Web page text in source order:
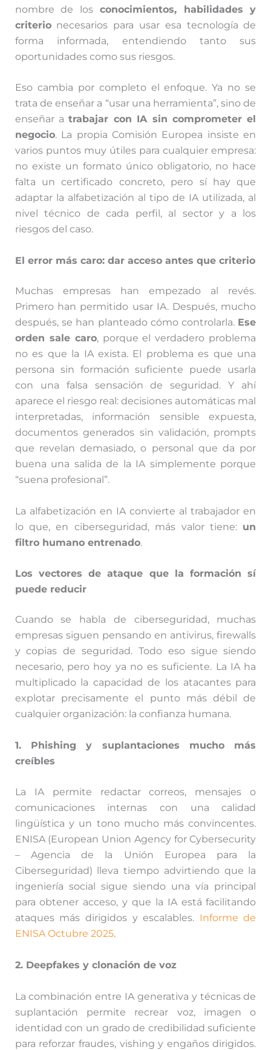
nombre de los conocimientos, habilidades y
criterionecesarios para usar esa tecnología de
forma informada, entendiendo tanto sus
oportunidades como sus riesgos.
Eso cambia por completo el enfoque. Ya no se
trata de enseñar a “usar una herramienta”, sino de
enseñar atrabajar con IA sin comprometer el
negocio. La propia Comisión Europea insiste en
varios puntos muy útiles para cualquier empresa:
no existe un formato único obligatorio, no hace
falta un certificado concreto, pero sí hay que
adaptar la alfabetización al tipo de IA utilizada, al
nivel técnico de cada perfil, al sector y a los
riesgos del caso.
El error más caro: dar acceso antes que criterio
Muchas empresas han empezado al revés.
Primero han permitido usar IA. Después, mucho
después, se han planteado cómo controlarla. Ese
orden sale caro, porque el verdadero problema
no es que la IA exista. El problema es que una
persona sin formación suficiente puede usarla
con una falsa sensación de seguridad. Y ahí
aparece el riesgo real: decisiones automáticas mal
interpretadas, información sensible expuesta,
documentos generados sin validación, prompts
que revelan demasiado, o personal que da por
buena una salida de la IA simplemente porque
“suena profesional”.
La alfabetización en IA convierte al trabajador en
lo que, en ciberseguridad, más valor tiene: un
filtro humano entrenado.
Los vectores de ataque que la formación sí
puede reducir
Cuando se habla de ciberseguridad, muchas
empresas siguen pensando en antivirus, firewalls
y copias de seguridad. Todo eso sigue siendo
necesario, pero hoy ya no es suficiente. La IA ha
multiplicado la capacidad de los atacantes para
explotar precisamente el punto más débil de
cualquier organización: la confianza humana.
1. Phishing y suplantaciones mucho más
creíbles
La IA permite redactar correos, mensajes o
comunicaciones internas con una calidad
lingüística y un tono mucho más convincentes.
ENISA (European Union Agency for Cybersecurity
– Agencia de la Unión Europea para la
Ciberseguridad) lleva tiempo advirtiendo que la
ingeniería social sigue siendo una vía principal
para obtener acceso, y que la IA está facilitando
ataques más dirigidos y escalables. Informe de
ENISA Octubre 2025.
2. Deepfakes y clonación de voz
La combinación entre IA generativa y técnicas de
suplantación permite recrear voz, imagen o
identidad con un grado de credibilidad suficiente
para reforzar fraudes, vishing y engaños dirigidos.